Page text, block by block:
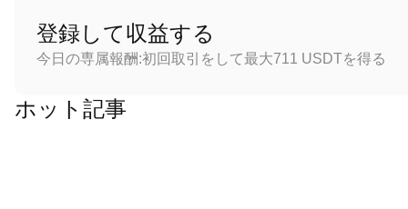
登録して収益する
今日の専属報酬:初回取引をして最大711 USDTを得る
ホット記事